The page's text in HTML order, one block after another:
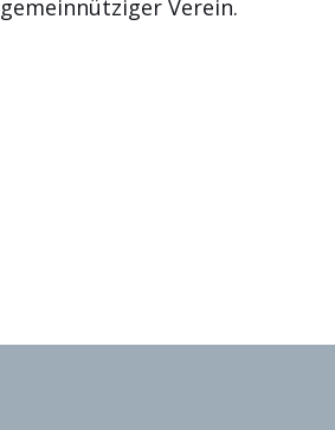
gemeinnütziger Verein.